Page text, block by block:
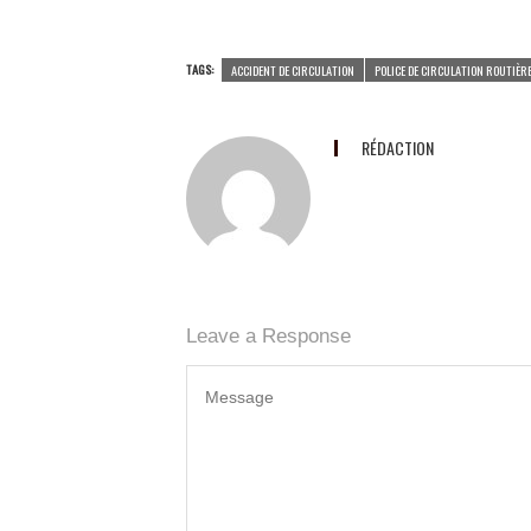
TAGS: ACCIDENT DE CIRCULATION POLICE DE CIRCULATION ROUTIÈRE
RÉDACTION
Leave a Response